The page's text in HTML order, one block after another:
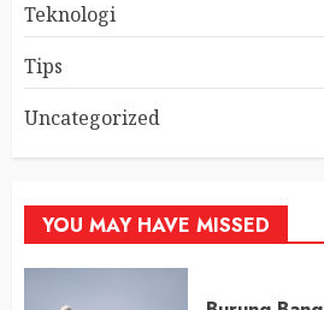
Teknologi
Tips
Uncategorized
YOU MAY HAVE MISSED